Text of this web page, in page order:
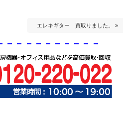
エレキギター 買取りました。 »